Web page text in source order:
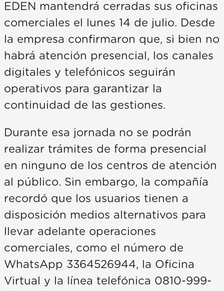
EDEN mantendrá cerradas sus oficinas
comerciales el lunes 14 de julio. Desde
la empresa confirmaron que, si bien no
habrá atención presencial, los canales
digitales y telefónicos seguirán
operativos para garantizar la
continuidad de las gestiones.
Durante esa jornada no se podrán
realizar trámites de forma presencial
en ninguno de los centros de atención
al público. Sin embargo, la compañía
recordó que los usuarios tienen a
disposición medios alternativos para
llevar adelante operaciones
comerciales, como el número de
WhatsApp 3364526944, la Oficina
Virtual y la línea telefónica 0810-999-